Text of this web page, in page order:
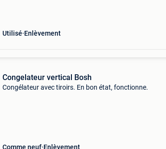
Utilisé Enlèvement
Congelateur vertical Bosh
Congélateur avec tiroirs. En bon état, fonctionne.
Comme neuf Enlèvement